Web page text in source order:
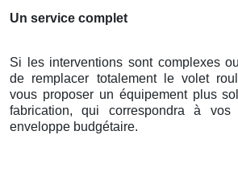
Un service complet
Si les interventions sont complexes
de remplacer totalement le volet
vous proposer un équipement plus
fabrication, qui correspondra à
enveloppe budgétaire.